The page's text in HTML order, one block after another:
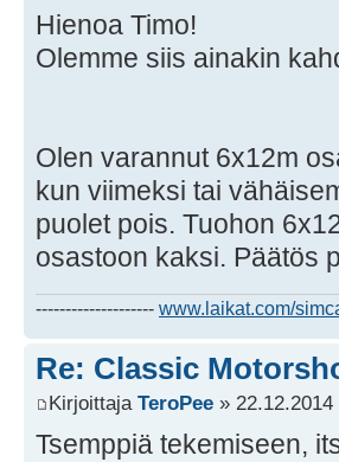
Hienoa Timo!
Olemme siis ainakin
Olen varannut 6x12m
kun viimeksi tai
puolet pois. Tuohon
osastoon kaksi. Päätös
-------------------- www.laikat.com/
Re: Classic
Kirjoittaja TeroPee » 22.12.2014
Tsemppiä tekemiseen,